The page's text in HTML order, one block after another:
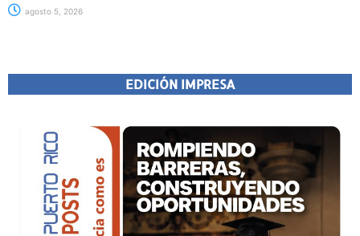
agosto 5, 2026
EDICIÓN IMPRESA